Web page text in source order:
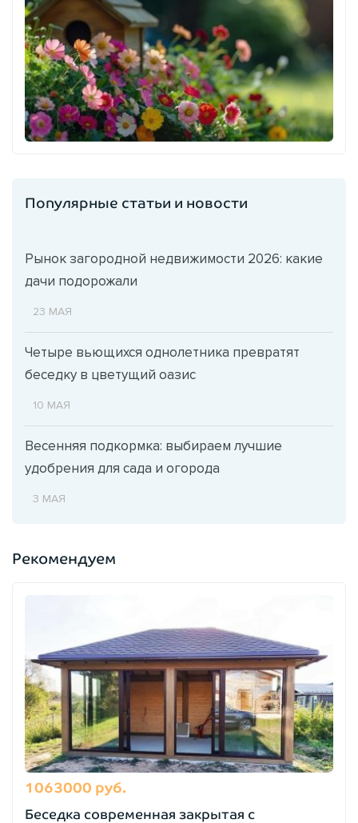
Популярные статьи и новости
Рынок загородной недвижимости 2026: какие
дачи подорожали
23 МАЯ
Четыре вьющихся однолетника превратят
беседку в цветущий оазис
10 МАЯ
Весенняя подкормка: выбираем лучшие
удобрения для сада и огорода
3 МАЯ
Рекомендуем
1063000 руб.
Беседка современная закрытая с